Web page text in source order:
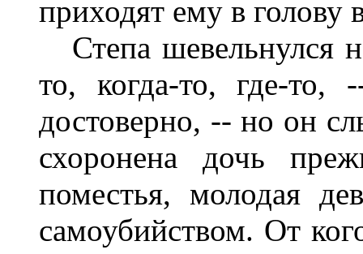
приходят ему в голову
Степа шевельнулся
то, когда-то, где-то,
достоверно, -- но он
схоронена дочь
поместья, молодая
самоубийством. От